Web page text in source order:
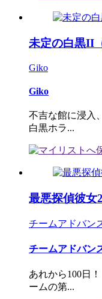
未定の白黒II
Giko
Giko
不吉な館に浸入
白黒ホラ...
最悪探偵彼女2
チームアドバン
チームアドバン
あれから100日
ームの第...